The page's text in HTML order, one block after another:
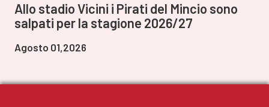
Allo stadio Vicini i Pirati del Mincio sono
salpati per la stagione 2026/27
Agosto 01,2026